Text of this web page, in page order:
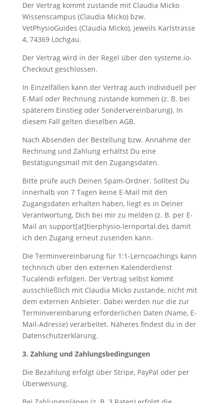
Der Vertrag kommt zustande mit Claudia Micko
Wissenscampus (Claudia Micko) bzw.
VetPhysioGuides (Claudia Micko), jeweils Karlstrasse
4, 74369 Löchgau.
Der Vertrag wird in der Regel über den systeme.io-
Checkout geschlossen.
In Einzelfällen kann der Vertrag auch individuell per
E-Mail oder Rechnung zustande kommen (z. B. bei
späterem Einstieg oder Sondervereinbarung). In
diesem Fall gelten dieselben AGB.
Nach Absenden der Bestellung bzw. Annahme der
Rechnung und Zahlung erhältst Du eine
Bestätigungsmail mit den Zugangsdaten.
Bitte prüfe auch Deinen Spam-Ordner. Solltest Du
innerhalb von 7 Tagen keine E-Mail mit den
Zugangsdaten erhalten haben, liegt es in Deiner
Verantwortung, Dich bei mir zu melden (z. B. per E-
Mail an support[at]tierphysio-lernportal.de), damit
ich den Zugang erneut zusenden kann.
Die Terminvereinbarung für 1:1-Lerncoachings kann
technisch über den externen Kalenderdienst
Tucalendi erfolgen. Der Vertrag selbst kommt
ausschließlich mit Claudia Micko zustande, nicht mit
dem externen Anbieter. Dabei werden nur die zur
Terminvereinbarung erforderlichen Daten (Name, E-
Mail-Adresse) verarbeitet. Näheres findest du in der
Datenschutzerklärung.
3. Zahlung und Zahlungsbedingungen
Die Bezahlung erfolgt über Stripe, PayPal oder per
Überweisung.